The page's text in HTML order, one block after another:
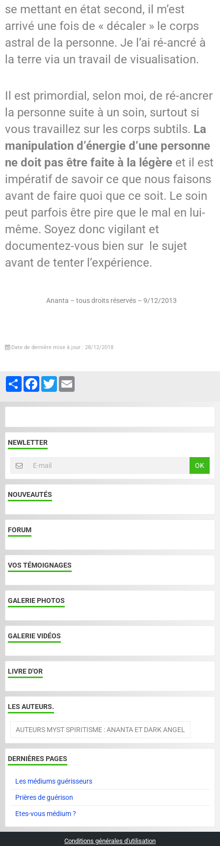
se mettant en état second, il m’est
arrivé une fois de « décaler » le corps
astral de la personne. Je l’ai ré-ancré à
la terre via un travail de visualisation.
Il est primordial, selon moi, de ré-ancrer
la personne suite à un soin, surtout si
vous travaillez sur les corps subtils. La
manipulation d’énergie d’une personne
ne doit pas être faite à la légère et il est
impératif de savoir ce que nous faisons
avant de faire quoi que ce soit. Le soin
peut parfois être pire que le mal en lui-
même. Soyez donc vigilant et
documentez-vous bien sur le sujet
avant de tenter l’expérience.
Ananta – tous droits réservés – 9/12/2013
Date de dernière mise à jour : 28/12/2018
PartagerFacebook
Twitter
NEWLETTER
OK
NOUVEAUTÉS
FORUM
VOS TÉMOIGNAGES
GALERIE PHOTOS
GALERIE VIDÉOS
LIVRE D'OR
LES AUTEURS.
AUTEURS MYST SPIRITISME : ANANTA ET DARK ANGEL
DERNIÈRES PAGES
Les médiums guérisseurs
Prières de guérison
Etes-vous médium ?
Conditions générales d'utilisation